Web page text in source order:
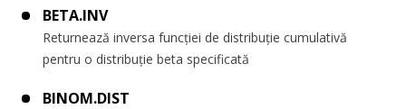
BETA.INV
Returnează inversa funcției de distribuție cumulativă
pentru o distribuție beta specificată
BINOM.DIST